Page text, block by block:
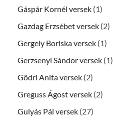
Gáspár Kornél versek (1)
Gazdag Erzsébet versek (2)
Gergely Boriska versek (1)
Gerzsenyi Sándor versek (1)
Gödri Anita versek (2)
Greguss Ágost versek (2)
Gulyás Pál versek (27)